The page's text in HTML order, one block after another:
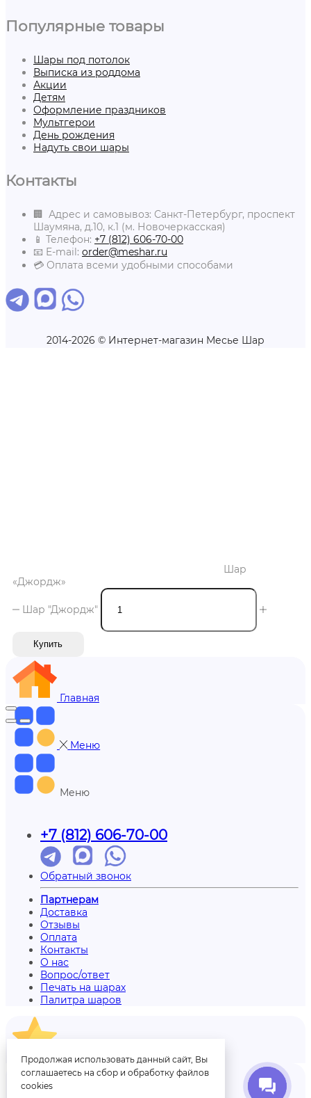
Популярные товары
Шары под потолок
Выписка из роддома
Акции
Детям
Оформление праздников
Мультгерои
День рождения
Надуть свои шары
Контакты
🏢 Адрес и самовывоз: Санкт-Петербург, проспект
Шаумяна, д.10, к.1 (м. Новочеркасская)
📱 Телефон: +7 (812) 606-70-00
📧 E-mail: order@meshar.ru
💳 Оплата всеми удобными способами
2014-2026 © Интернет-магазин Месье Шар
Шар
«Джордж»
Шар "Джордж"
Купить
Главная
Меню
Меню
+7 (812) 606-70-00
Обратный звонок
Партнерам
Доставка
Отзывы
Оплата
Контакты
О нас
Вопрос/ответ
Печать на шарах
Палитра шаров
Отзывы
Продолжая использовать данный сайт, Вы
соглашаетесь на сбор и обработку файлов
cookies